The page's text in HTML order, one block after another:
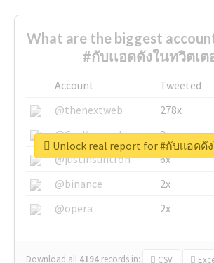
What are the biggest
#กับเเอดดังในทวิตเต
Account Tweeted
@thenextweb
278x
@GuyKawasaki
8x
@justinsuntron
6x
@binance
2x
@opera
2x
Download all 4194 records in: CSV
Unlock real report for #กับเเอดดั